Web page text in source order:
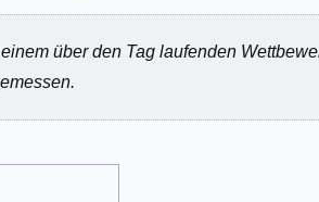
über den Tag laufenden